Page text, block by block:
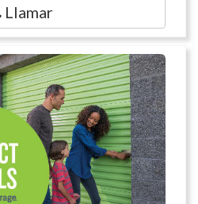
Llamar